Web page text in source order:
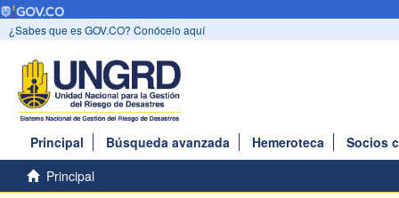
¿Sabes que es GOV.CO? Conócelo aquí
Principal Búsqueda avanzada Hemeroteca
Socios
Principal